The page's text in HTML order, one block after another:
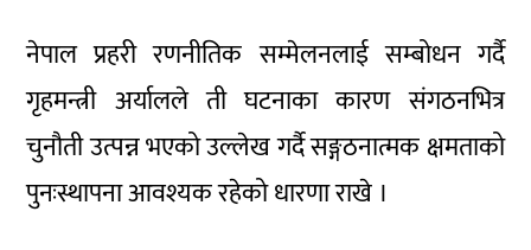
नेपाल प्रहरी रणनीतिक सम्मेलनलाई सम्बोधन गर्दै
गृहमन्त्री अर्यालले ती घटनाका कारण संगठनभित्र
चुनौती उत्पन्न भएको उल्लेख गर्दै सङ्गठनात्मक क्षमताको
पुनःस्थापना आवश्यक रहेको धारणा राखे ।